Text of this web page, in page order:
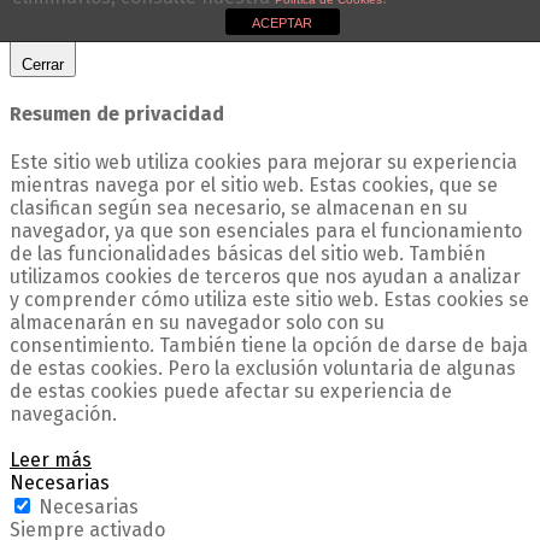
ACEPTAR
Cerrar
Resumen de privacidad
Este sitio web utiliza cookies para mejorar su experiencia
mientras navega por el sitio web. Estas cookies, que se
clasifican según sea necesario, se almacenan en su
navegador, ya que son esenciales para el funcionamiento
de las funcionalidades básicas del sitio web. También
utilizamos cookies de terceros que nos ayudan a analizar
y comprender cómo utiliza este sitio web. Estas cookies se
almacenarán en su navegador solo con su
consentimiento. También tiene la opción de darse de baja
de estas cookies. Pero la exclusión voluntaria de algunas
de estas cookies puede afectar su experiencia de
navegación.
Leer más
Necesarias
Necesarias
Siempre activado